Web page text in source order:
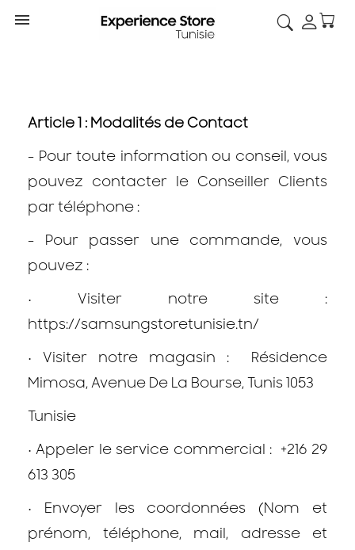

Article 1 : Modalités de Contact
- Pour toute information ou conseil, vous
pouvez contacter le Conseiller Clients
par téléphone :
- Pour passer une commande, vous
pouvez :
•
Visiter notre site :
https://samsungstoretunisie.tn/
•
Visiter notre magasin : Résidence
Mimosa, Avenue De La Bourse, Tunis 1053
Tunisie
• Appeler le service commercial : +216 29
613 305
•
Envoyer les coordonnées (Nom et
prénom, téléphone, mail, adresse et